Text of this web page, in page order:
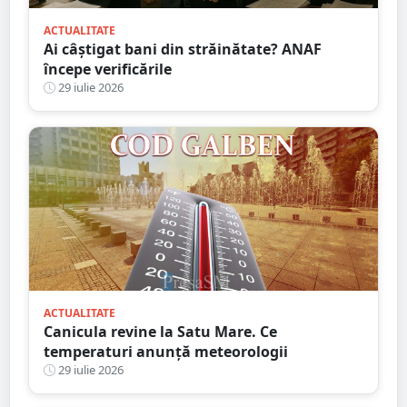
ACTUALITATE
Ai câștigat bani din străinătate? ANAF
începe verificările
29 iulie 2026
ACTUALITATE
Canicula revine la Satu Mare. Ce
temperaturi anunță meteorologii
29 iulie 2026